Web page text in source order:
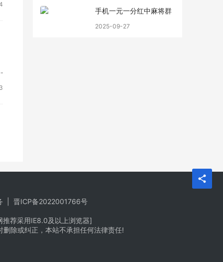
手机一元一分红中麻将群
2025-09-27
晋ICP备2022001766号
推荐采用IE8.0及以上浏览器]
除或纠正，本站不承担任何法律责任!